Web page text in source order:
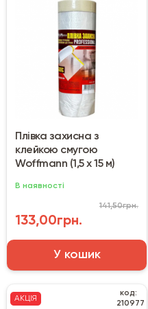
Плівка захисна з
клейкою смугою
Woffmann (1,5 х 15 м)
В наявності
133,00грн.
141,50грн.
У кошик
АКЦІЯ
код:
210977